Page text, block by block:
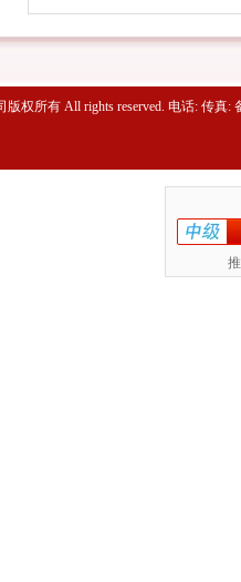
权所有 All rights reserved. 电话: 传真: